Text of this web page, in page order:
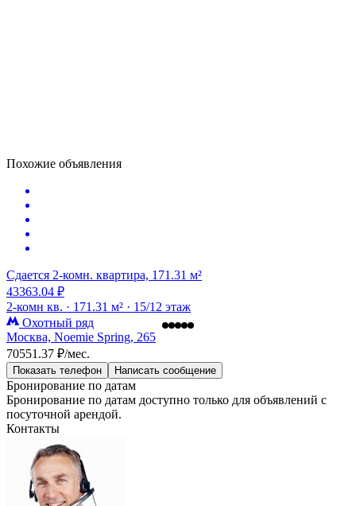
Похожие объявления
Сдается 2-комн. квартира, 171.31 м²
43363.04 ₽
2-комн кв. · 171.31 м² · 15/12 этаж
Охотный ряд
Москва, Noemie Spring, 265
70551.37 ₽/мес.
Показать телефон Написать сообщение
Бронирование по датам
Бронирование по датам доступно только для объявлений с
посуточной арендой.
Контакты